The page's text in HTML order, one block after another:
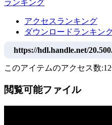
ランキング
アクセスランキング
ダウンロードランキン
https://hdl.handle.net/
このアイテムのアクセス数:12
閲覧可能ファイル